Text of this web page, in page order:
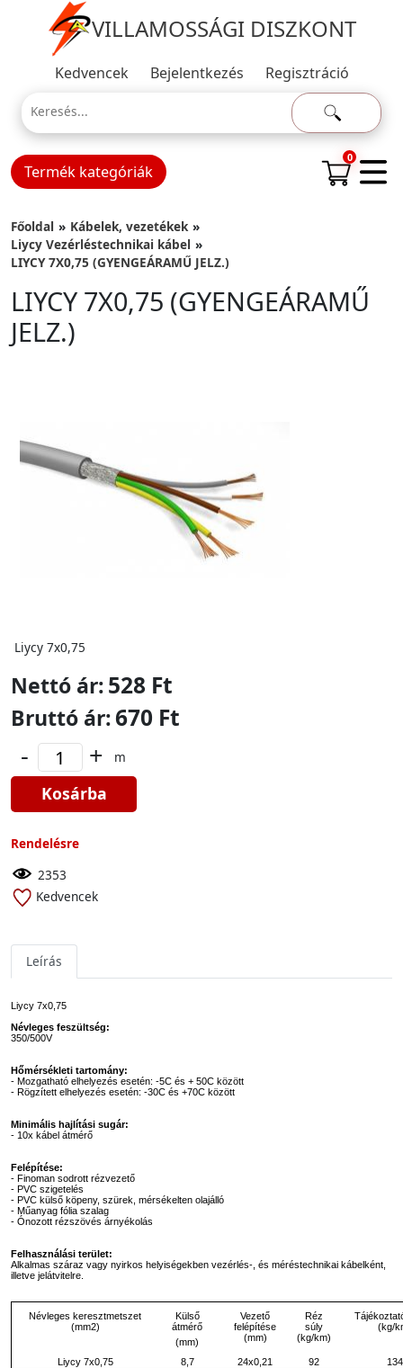
VILLAMOSSÁGI DISZKONT
Kedvencek Bejelentkezés Regisztráció
Termék kategóriák
0
Főoldal
Kábelek, vezetékek
Liycy Vezérléstechnikai kábel
LIYCY 7X0,75 (GYENGEÁRAMŰ JELZ.)
LIYCY 7X0,75 (GYENGEÁRAMŰ
JELZ.)
Liycy 7x0,75
Nettó ár:528 Ft
Bruttó ár:670 Ft
- + m
Kosárba
Rendelésre
2353
Kedvencek
Leírás
Liycy 7x0,75
Névleges feszültség:
350/500V
Hőmérsékleti tartomány:
- Mozgatható elhelyezés esetén: -5C és + 50C között
- Rögzített elhelyezés esetén: -30C és +70C között
Minimális hajlítási sugár:
- 10x kábel átmérő
Felépítése:
- Finoman sodrott rézvezető
- PVC szigetelés
- PVC külső köpeny, szürek, mérsékelten olajálló
- Műanyag fólia szalag
- Ónozott rézszövés árnyékolás
Felhasználási terület:
Alkalmas száraz vagy nyirkos helyiségekben vezérlés-, és méréstechnikai kábelként,
illetve jelátvitelre.
Névleges keresztmetszet
(mm2)
Külső
átmérő
(mm)
Vezető
felépítése
(mm)
Réz
súly
(kg/km)
(kg/
Liycy 7x0,75 8,7 24x0,21 92 134